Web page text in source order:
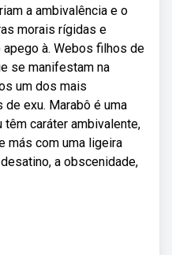
a ambivalência e o
morais rígidas e
à. Webos filhos de
se manifestam na
um dos mais
exu. Marabô é uma
caráter ambivalente,
más com uma ligeira
a obscenidade,